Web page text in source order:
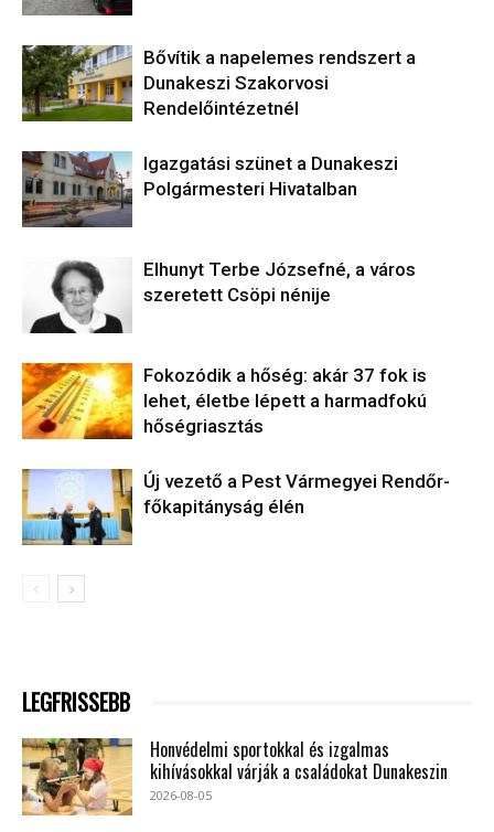
Bővítik a napelemes rendszert a
Dunakeszi Szakorvosi
Rendelőintézetnél
Igazgatási szünet a Dunakeszi
Polgármesteri Hivatalban
Elhunyt Terbe Józsefné, a város
szeretett Csöpi nénije
Fokozódik a hőség: akár 37 fok is
lehet, életbe lépett a harmadfokú
hőségriasztás
Új vezető a Pest Vármegyei Rendőr-
főkapitányság élén
LEGFRISSEBB
Honvédelmi sportokkal és izgalmas
kihívásokkal várják a családokat Dunakeszin
2026-08-05